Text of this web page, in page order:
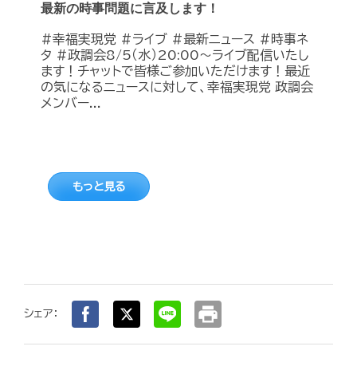
最新の時事問題に言及します！
#幸福実現党 #ライブ #最新ニュース #時事ネ
タ #政調会8/5（水）20:00～ライブ配信いたし
ます！チャットで皆様ご参加いただけます！最近
の気になるニュースに対して、幸福実現党 政調会
メンバー...
もっと見る
シェア： print